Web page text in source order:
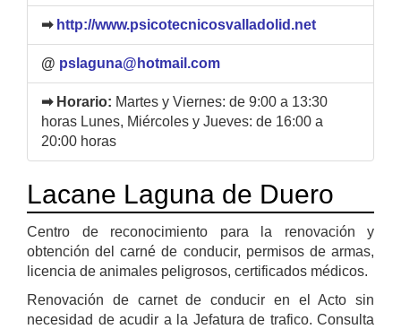
➡ http://www.psicotecnicosvalladolid.net
@ pslaguna@hotmail.com
➡ Horario: Martes y Viernes: de 9:00 a 13:30
horas Lunes, Miércoles y Jueves: de 16:00 a
20:00 horas
Lacane Laguna de Duero
Centro de reconocimiento para la renovación y
obtención del carné de conducir, permisos de armas,
licencia de animales peligrosos, certificados médicos.
Renovación de carnet de conducir en el Acto sin
necesidad de acudir a la Jefatura de trafico. Consulta